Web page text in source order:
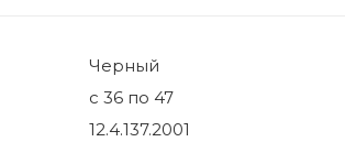
Черный
с 36 по 47
12.4.137.2001